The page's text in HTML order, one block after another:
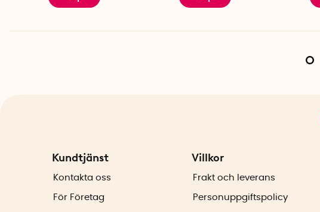
Kundtjänst
Kontakta oss
För Företag
Villkor
Frakt och leverans
Personuppgiftspolicy